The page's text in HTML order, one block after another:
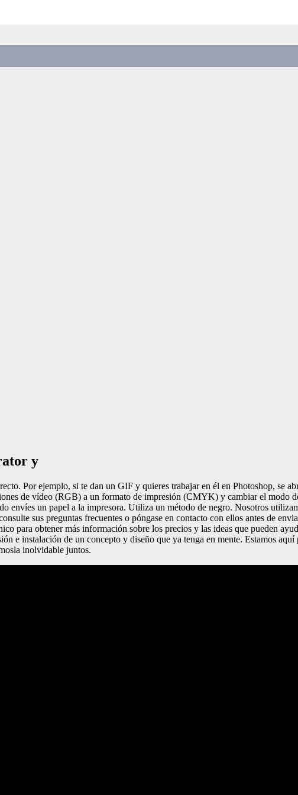
y
Por ejemplo, si te dan un GIF y quieres trabajar en él en Photoshop, se
de vídeo (RGB) a un formato de impresión (CMYK) y cambiar el modo
envíes un papel a la impresora. Utiliza un método de negro. Nosotros
sus preguntas frecuentes o póngase en contacto con ellos antes de
para obtener más información sobre los precios y las ideas que pueden
e instalación de un concepto y diseño que ya tenga en mente. Estamos
inolvidable juntos.